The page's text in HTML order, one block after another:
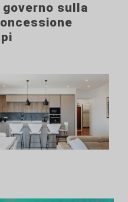
sulla